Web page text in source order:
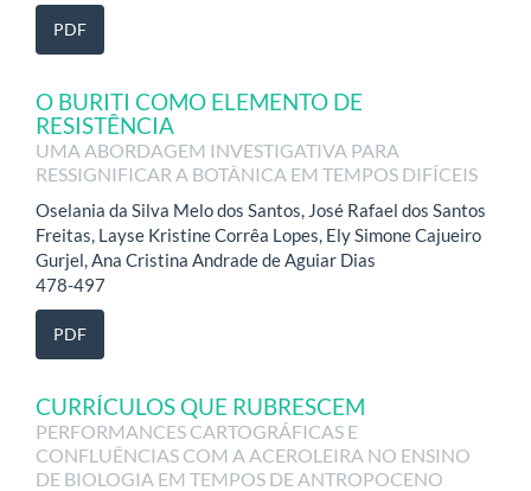
PDF
O BURITI COMO ELEMENTO DE
RESISTÊNCIA
UMA ABORDAGEM INVESTIGATIVA PARA
RESSIGNIFICAR A BOTÂNICA EM TEMPOS DIFÍCEIS
Oselania da Silva Melo dos Santos, José Rafael dos Santos
Freitas, Layse Kristine Corrêa Lopes, Ely Simone Cajueiro
Gurjel, Ana Cristina Andrade de Aguiar Dias
478-497
PDF
CURRÍCULOS QUE RUBRESCEM
PERFORMANCES CARTOGRÁFICAS E
CONFLUÊNCIAS COM A ACEROLEIRA NO ENSINO
DE BIOLOGIA EM TEMPOS DE ANTROPOCENO